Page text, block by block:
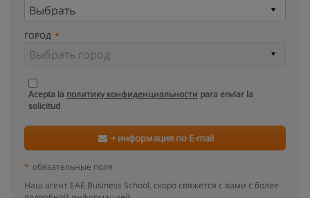
ГОРОД
Acepta la политику конфиденциальности para enviar la
solicitud
+ информация по E-mail
* обязательные поля
Наш агент EAE Business School, скоро свяжется с вами с более